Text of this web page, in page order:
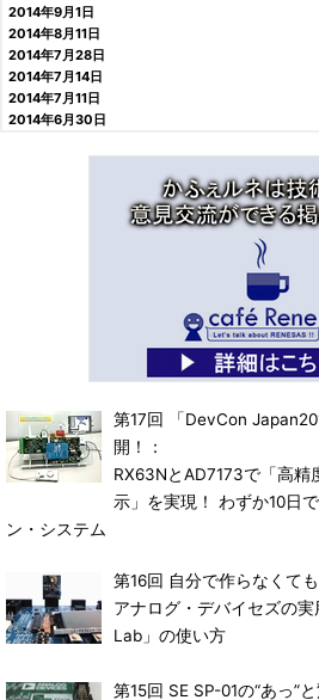
2014年9月1日
2014年8月11日
2014年7月28日
2014年7月14日
2014年7月11日
2014年6月30日
第17回 「DevCon
開！：
RX63NとAD7173で「高
示」を実現！ わずか10日
ン・システム
第16回 自分で作らなくて
アナログ・デバイセズの
Lab」の使い方
第15回 SE SP-01の“あっ”